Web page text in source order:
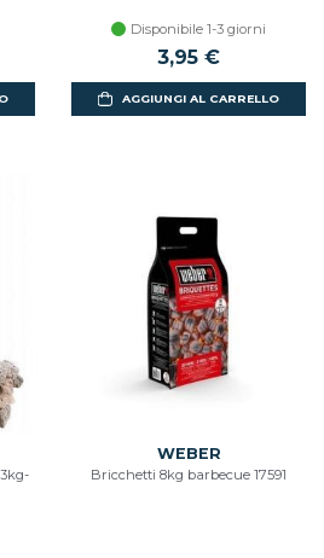
Disponibile 1-3 giorni
3,95 €
AGGIUNGI AL CARRELLO
WEBER
Bricchetti 8kg barbecue 17591